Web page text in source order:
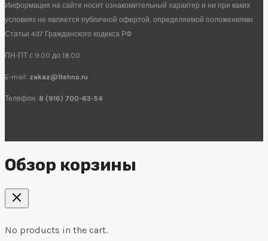
Информация на сайте носит ознакомительный характер и ни при каких
условиях не является публичной офертой, определяемой положениями
Статьи 437 Гражданского кодекса РФ
ПН-ПТ с 9.00 до 18.00
E-mail: zakaz@1tehno.ru
Телефон: 8 (916) 700-63-54
Обзор корзины
No products in the cart.